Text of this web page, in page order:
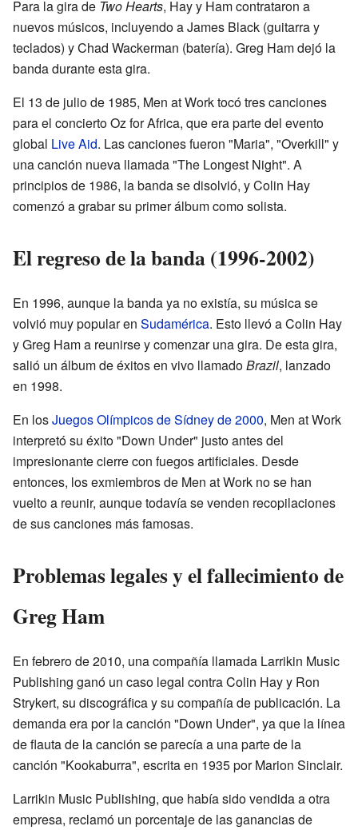
Para la gira de Two Hearts, Hay y Ham contrataron a
nuevos músicos, incluyendo a James Black (guitarra y
teclados) y Chad Wackerman (batería). Greg Ham dejó la
banda durante esta gira.
El 13 de julio de 1985, Men at Work tocó tres canciones
para el concierto Oz for Africa, que era parte del evento
global Live Aid. Las canciones fueron "Maria", "Overkill" y
una canción nueva llamada "The Longest Night". A
principios de 1986, la banda se disolvió, y Colin Hay
comenzó a grabar su primer álbum como solista.
El regreso de la banda (1996-2002)
En 1996, aunque la banda ya no existía, su música se
volvió muy popular en Sudamérica. Esto llevó a Colin Hay
y Greg Ham a reunirse y comenzar una gira. De esta gira,
salió un álbum de éxitos en vivo llamadoBrazil, lanzado
en 1998.
En losJuegos Olímpicos de Sídney de 2000, Men at Work
interpretó su éxito "Down Under" justo antes del
impresionante cierre con fuegos artificiales. Desde
entonces, los exmiembros de Men at Work no se han
vuelto a reunir, aunque todavía se venden recopilaciones
de sus canciones más famosas.
Problemas legales y el fallecimiento de
Greg Ham
En febrero de 2010, una compañía llamada Larrikin Music
Publishing ganó un caso legal contra Colin Hay y Ron
Strykert, su discográfica y su compañía de publicación. La
demanda era por la canción "Down Under", ya que la línea
de flauta de la canción se parecía a una parte de la
canción "Kookaburra", escrita en 1935 por Marion Sinclair.
Larrikin Music Publishing, que había sido vendida a otra
empresa, reclamó un porcentaje de las ganancias de